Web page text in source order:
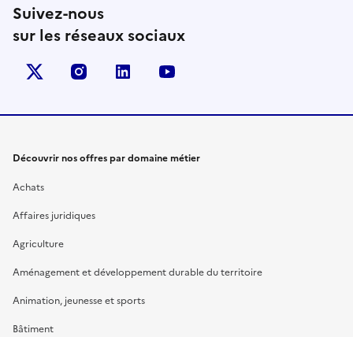
Suivez-nous
sur les réseaux sociaux
X (anciennement Twitter)
instagramlinkedin
Découvrir nos offres par domaine métier
Achats
Affaires juridiques
Agriculture
Aménagement et développement durable du territoire
Animation, jeunesse et sports
Bâtiment